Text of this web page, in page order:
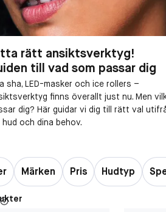
rätt ansiktsverktyg!
till vad som passar dig
sha, LED-masker och ice rollers –
finns överallt just nu. Men
dig? Här guidar vi dig till rätt val
hud och dina behov.
Märken Pris Hudtyp